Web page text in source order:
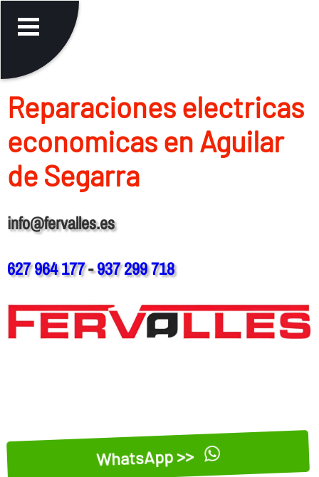
Reparaciones electricas
economicas en Aguilar
de Segarra
info@fervalles.es
627 964 177-937 299 718
WhatsApp >>